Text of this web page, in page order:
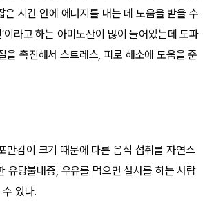
은 시간 안에 에너지를 내는 데 도움을 받을 수
이라고 하는 아미노산이 많이 들어있는데 도파
을 촉진해서 스트레스, 피로 해소에 도움을 준
만감이 크기 때문에 다른 음식 섭취를 자연스
유당불내증, 우유를 먹으면 설사를 하는 사람
있다.